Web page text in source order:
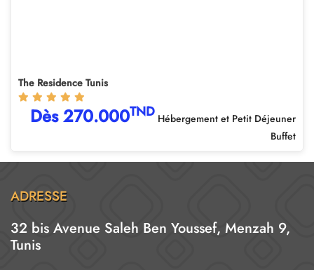
The Residence Tunis
Dès 270.000TND Hébergement et Petit Déjeuner
Buffet
ADRESSE
32 bis Avenue Saleh Ben Youssef, Menzah 9,
Tunis